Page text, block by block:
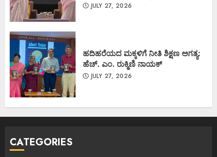
JULY 27, 2026
ಹದಿಹರೆಯದ ಮಕ್ಕಳಿಗೆ ನೀತಿ ಶಿಕ್ಷಣ ಅಗತ್ಯ:
ಹೆಚ್. ಎಂ. ರುಕ್ಮಿಣಿ ನಾಯಕ್
JULY 27, 2026
CATEGORIES